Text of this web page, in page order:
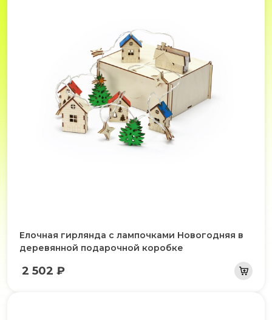
Елочная гирлянда с лампочками Новогодняя в
деревянной подарочной коробке
2 502 ₽